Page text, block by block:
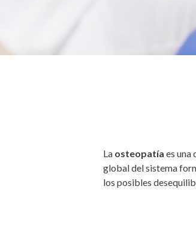
La osteopatía es una
global del sistema
los posibles